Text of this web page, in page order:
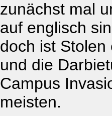
zunächst mal
auf englisch
doch ist
und die
Campus
meisten.